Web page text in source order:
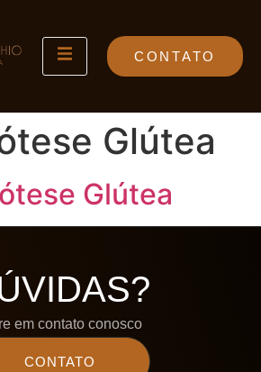
CONTATO
Glútea
Glútea
em contato conosco
CONTATO